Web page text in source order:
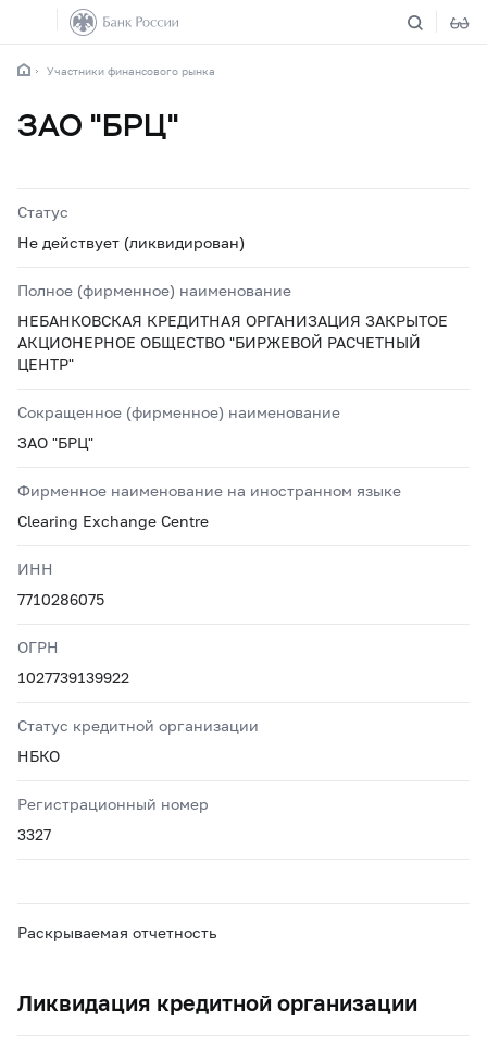
Участники финансового рынка
ЗАО "БРЦ"
Статус
Не действует (ликвидирован)
Полное (фирменное) наименование
НЕБАНКОВСКАЯ КРЕДИТНАЯ ОРГАНИЗАЦИЯ ЗАКРЫТОЕ
АКЦИОНЕРНОЕ ОБЩЕСТВО "БИРЖЕВОЙ РАСЧЕТНЫЙ
ЦЕНТР"
Сокращенное (фирменное) наименование
ЗАО "БРЦ"
Фирменное наименование на иностранном языке
Clearing Exchange Centre
ИНН
7710286075
ОГРН
1027739139922
Статус кредитной организации
НБКО
Регистрационный номер
3327
Раскрываемая отчетность
Ликвидация кредитной организации